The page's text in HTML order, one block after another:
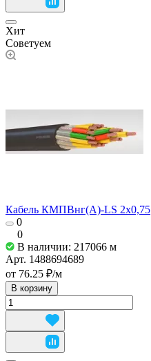
Хит
Советуем
Кабель КМПВнг(А)-LS 2х0,75
0
0
В наличии: 217066 м
Арт. 1488694689
от 76.25 ₽/м
В корзину